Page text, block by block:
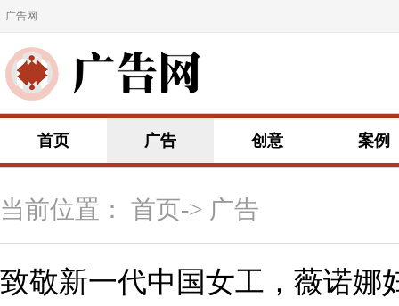
广告网
首页 广告 创意 案例
当前位置： 首页-> 广告
致敬新一代中国女工，薇诺娜